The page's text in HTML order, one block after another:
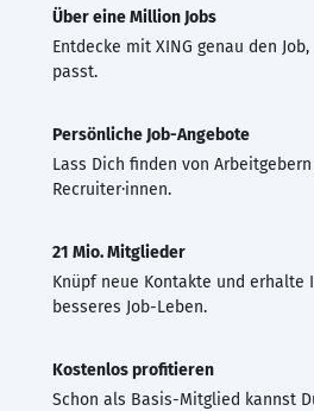
Über eine Million Jobs
Entdecke mit XING genau den
passt.
Persönliche Job-Angebote
Lass Dich finden von
Recruiter·innen.
21 Mio. Mitglieder
Knüpf neue Kontakte und erhalte
besseres Job-Leben.
Kostenlos profitieren
Schon als Basis-Mitglied kannst